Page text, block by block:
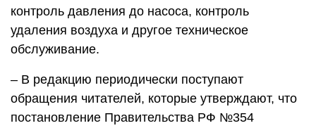
контроль давления до насоса, контроль
удаления воздуха и другое техническое
обслуживание.
– В редакцию периодически поступают
обращения читателей, которые утверждают, что
постановление Правительства РФ №354